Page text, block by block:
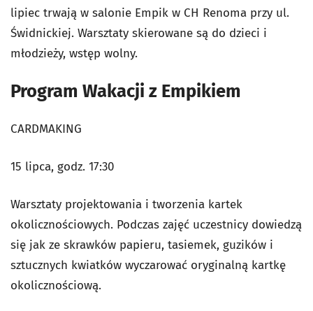
lipiec trwają w salonie Empik w CH Renoma przy ul.
Świdnickiej. Warsztaty skierowane są do dzieci i
młodzieży, wstęp wolny.
Program Wakacji z Empikiem
CARDMAKING
15 lipca, godz. 17:30
Warsztaty projektowania i tworzenia kartek
okolicznościowych. Podczas zajęć uczestnicy dowiedzą
się jak ze skrawków papieru, tasiemek, guzików i
sztucznych kwiatków wyczarować oryginalną kartkę
okolicznościową.